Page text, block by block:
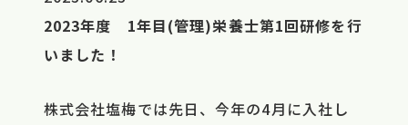
2023年度 1年目(管理)栄養士第1回研修を行
いました！
株式会社塩梅では先日、今年の4月に入社し